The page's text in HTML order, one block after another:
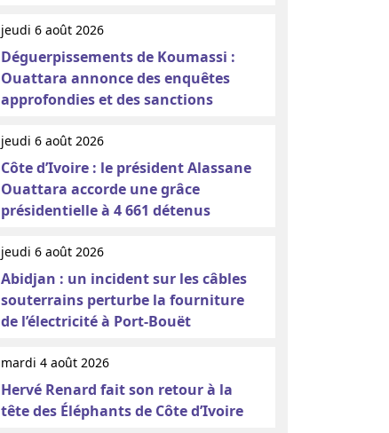
jeudi 6 août 2026
Déguerpissements de Koumassi :
Ouattara annonce des enquêtes
approfondies et des sanctions
jeudi 6 août 2026
Côte d’Ivoire : le président Alassane
Ouattara accorde une grâce
présidentielle à 4 661 détenus
jeudi 6 août 2026
Abidjan : un incident sur les câbles
souterrains perturbe la fourniture
de l’électricité à Port-Bouët
mardi 4 août 2026
Hervé Renard fait son retour à la
tête des Éléphants de Côte d’Ivoire